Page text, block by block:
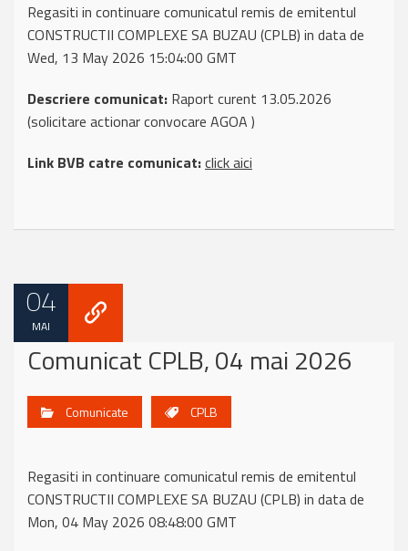
Regasiti in continuare comunicatul remis de emitentul
CONSTRUCTII COMPLEXE SA BUZAU (CPLB) in data de
Wed, 13 May 2026 15:04:00 GMT
Descriere comunicat: Raport curent 13.05.2026
(solicitare actionar convocare AGOA )
Link BVB catre comunicat:click aici
04
MAI
Comunicat CPLB, 04 mai 2026
Comunicate CPLB
Regasiti in continuare comunicatul remis de emitentul
CONSTRUCTII COMPLEXE SA BUZAU (CPLB) in data de
Mon, 04 May 2026 08:48:00 GMT